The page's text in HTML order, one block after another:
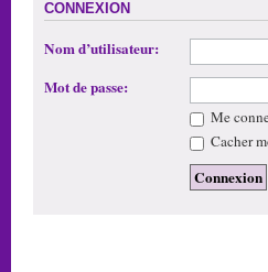
CONNEXION
Nom d’utilisateur:
Mot de passe:
Me
Cacher